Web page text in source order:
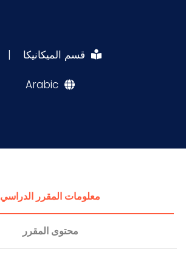
قسم الميكانيكا |
Arabic
معلومات المقرر الدراسي
محتوى المقرر